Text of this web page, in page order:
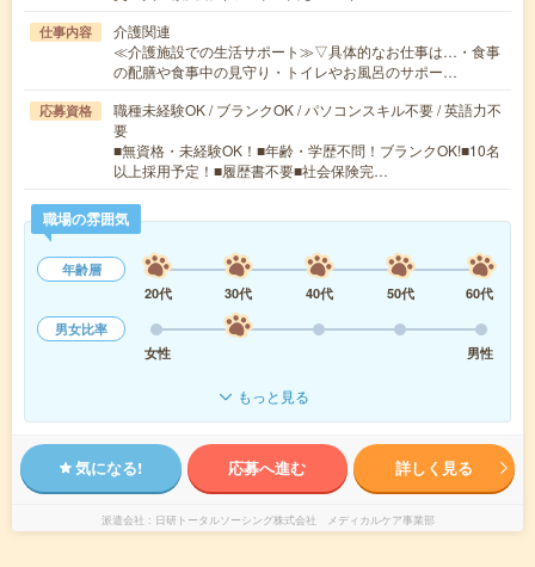
仕事内容
介護関連
≪介護施設での生活サポート≫▽具体的なお仕事は…・食事
の配膳や食事中の見守り・トイレやお風呂のサポー…
応募資格
職種未経験OK / ブランクOK / パソコンスキル不要 / 英語力不
要
■無資格・未経験OK！■年齢・学歴不問！ブランクOK!■10名
以上採用予定！■履歴書不要■社会保険完…
職場の雰囲気
年齢層
20代
30代 40代 50代
60代
男女比率
女性
男性
もっと見る
気になる! 応募へ進む 詳しく見る
派遣会社 日研トータルソーシング株式会社 メディカルケア事業部